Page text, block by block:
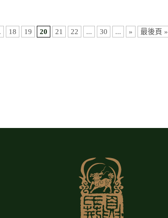
18 19 20 21 22 ... 30 ... » 最後頁 »